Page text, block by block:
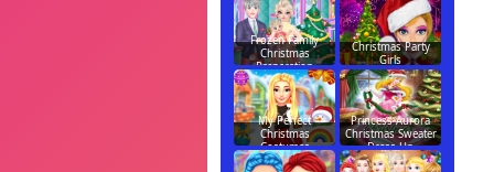
Frozen Family
Christmas
Preparation
Christmas Party
Girls
My Perfect
Christmas
Costumes
Princess Aurora
Christmas Sweater
Dress Up